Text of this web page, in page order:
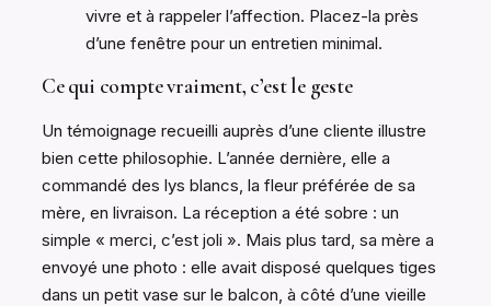
vivre et à rappeler l’affection. Placez-la près
d’une fenêtre pour un entretien minimal.
Ce qui compte vraiment, c’est le geste
Un témoignage recueilli auprès d’une cliente illustre
bien cette philosophie. L’année dernière, elle a
commandé des lys blancs, la fleur préférée de sa
mère, en livraison. La réception a été sobre : un
simple « merci, c’est joli ». Mais plus tard, sa mère a
envoyé une photo : elle avait disposé quelques tiges
dans un petit vase sur le balcon, à côté d’une vieille